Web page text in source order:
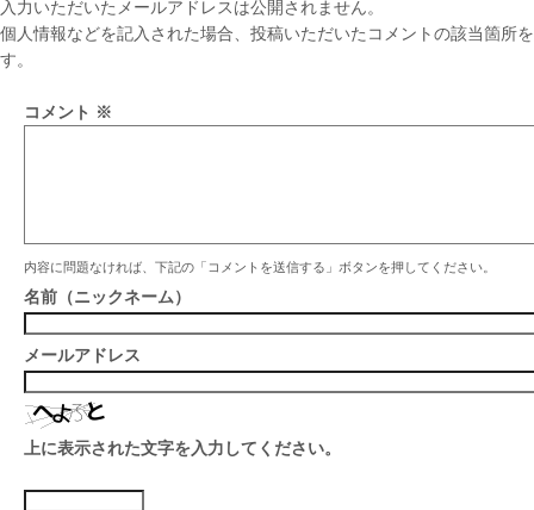
入力いただいたメールアドレスは公開されません。
個人情報などを記入された場合、投稿いただいたコメントの該当箇所
す。
コメント ※
内容に問題なければ、下記の「コメントを送信する」ボタンを押してください。
名前（ニックネーム）
メールアドレス
上に表示された文字を入力してください。